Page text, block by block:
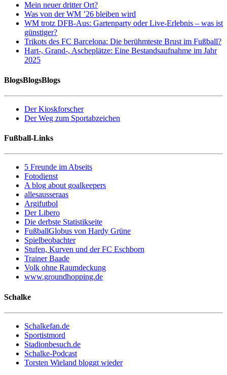
Mein neuer dritter Ort?
Was von der WM ’26 bleiben wird
WM trotz DFB-Aus: Gartenparty oder Live-Erlebnis – was ist
günstiger?
Trikots des FC Barcelona: Die berühmteste Brust im Fußball?
Hart-, Grand-, Ascheplätze: Eine Bestandsaufnahme im Jahr
2025
BlogsBlogsBlogs
Der Kioskforscher
Der Weg zum Sportabzeichen
Fußball-Links
5 Freunde im Abseits
Fotodienst
A blog about goalkeepers
allesausseraas
Argifutbol
Der Libero
Die derbste Statistikseite
FußballGlobus von Hardy Grüne
Spielbeobachter
Stufen, Kurven und der FC Eschborn
Trainer Baade
Volk ohne Raumdeckung
www.groundhopping.de
Schalke
Schalkefan.de
Sportistmord
Stadionbesuch.de
Schalke-Podcast
Torsten Wieland bloggt wieder